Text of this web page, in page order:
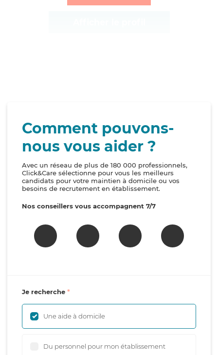
Comment pouvons-
nous vous aider ?
Avec un réseau de plus de 180 000 professionnels,
Click&Care sélectionne pour vous les meilleurs
candidats pour votre maintien à domicile ou vos
besoins de recrutement en établissement.
Nos conseillers vous accompagnent 7/7
Je recherche
Une aide à domicile
Du personnel pour mon établissement